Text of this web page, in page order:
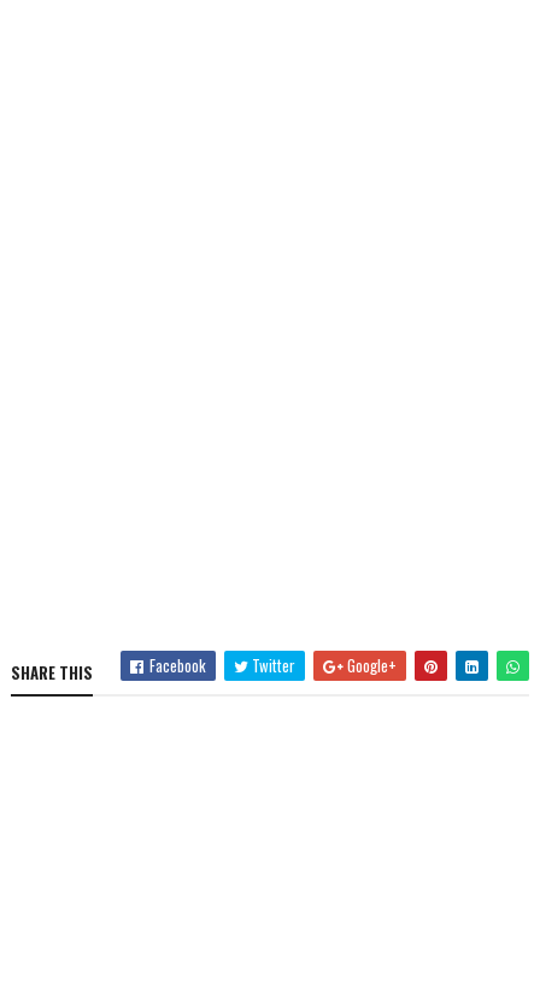
SHARE THIS Facebook Twitter Google+